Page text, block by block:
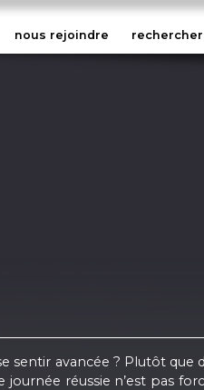
nous rejoindre rechercher
sentir avancée ? Plutôt que
réussie n’est pas